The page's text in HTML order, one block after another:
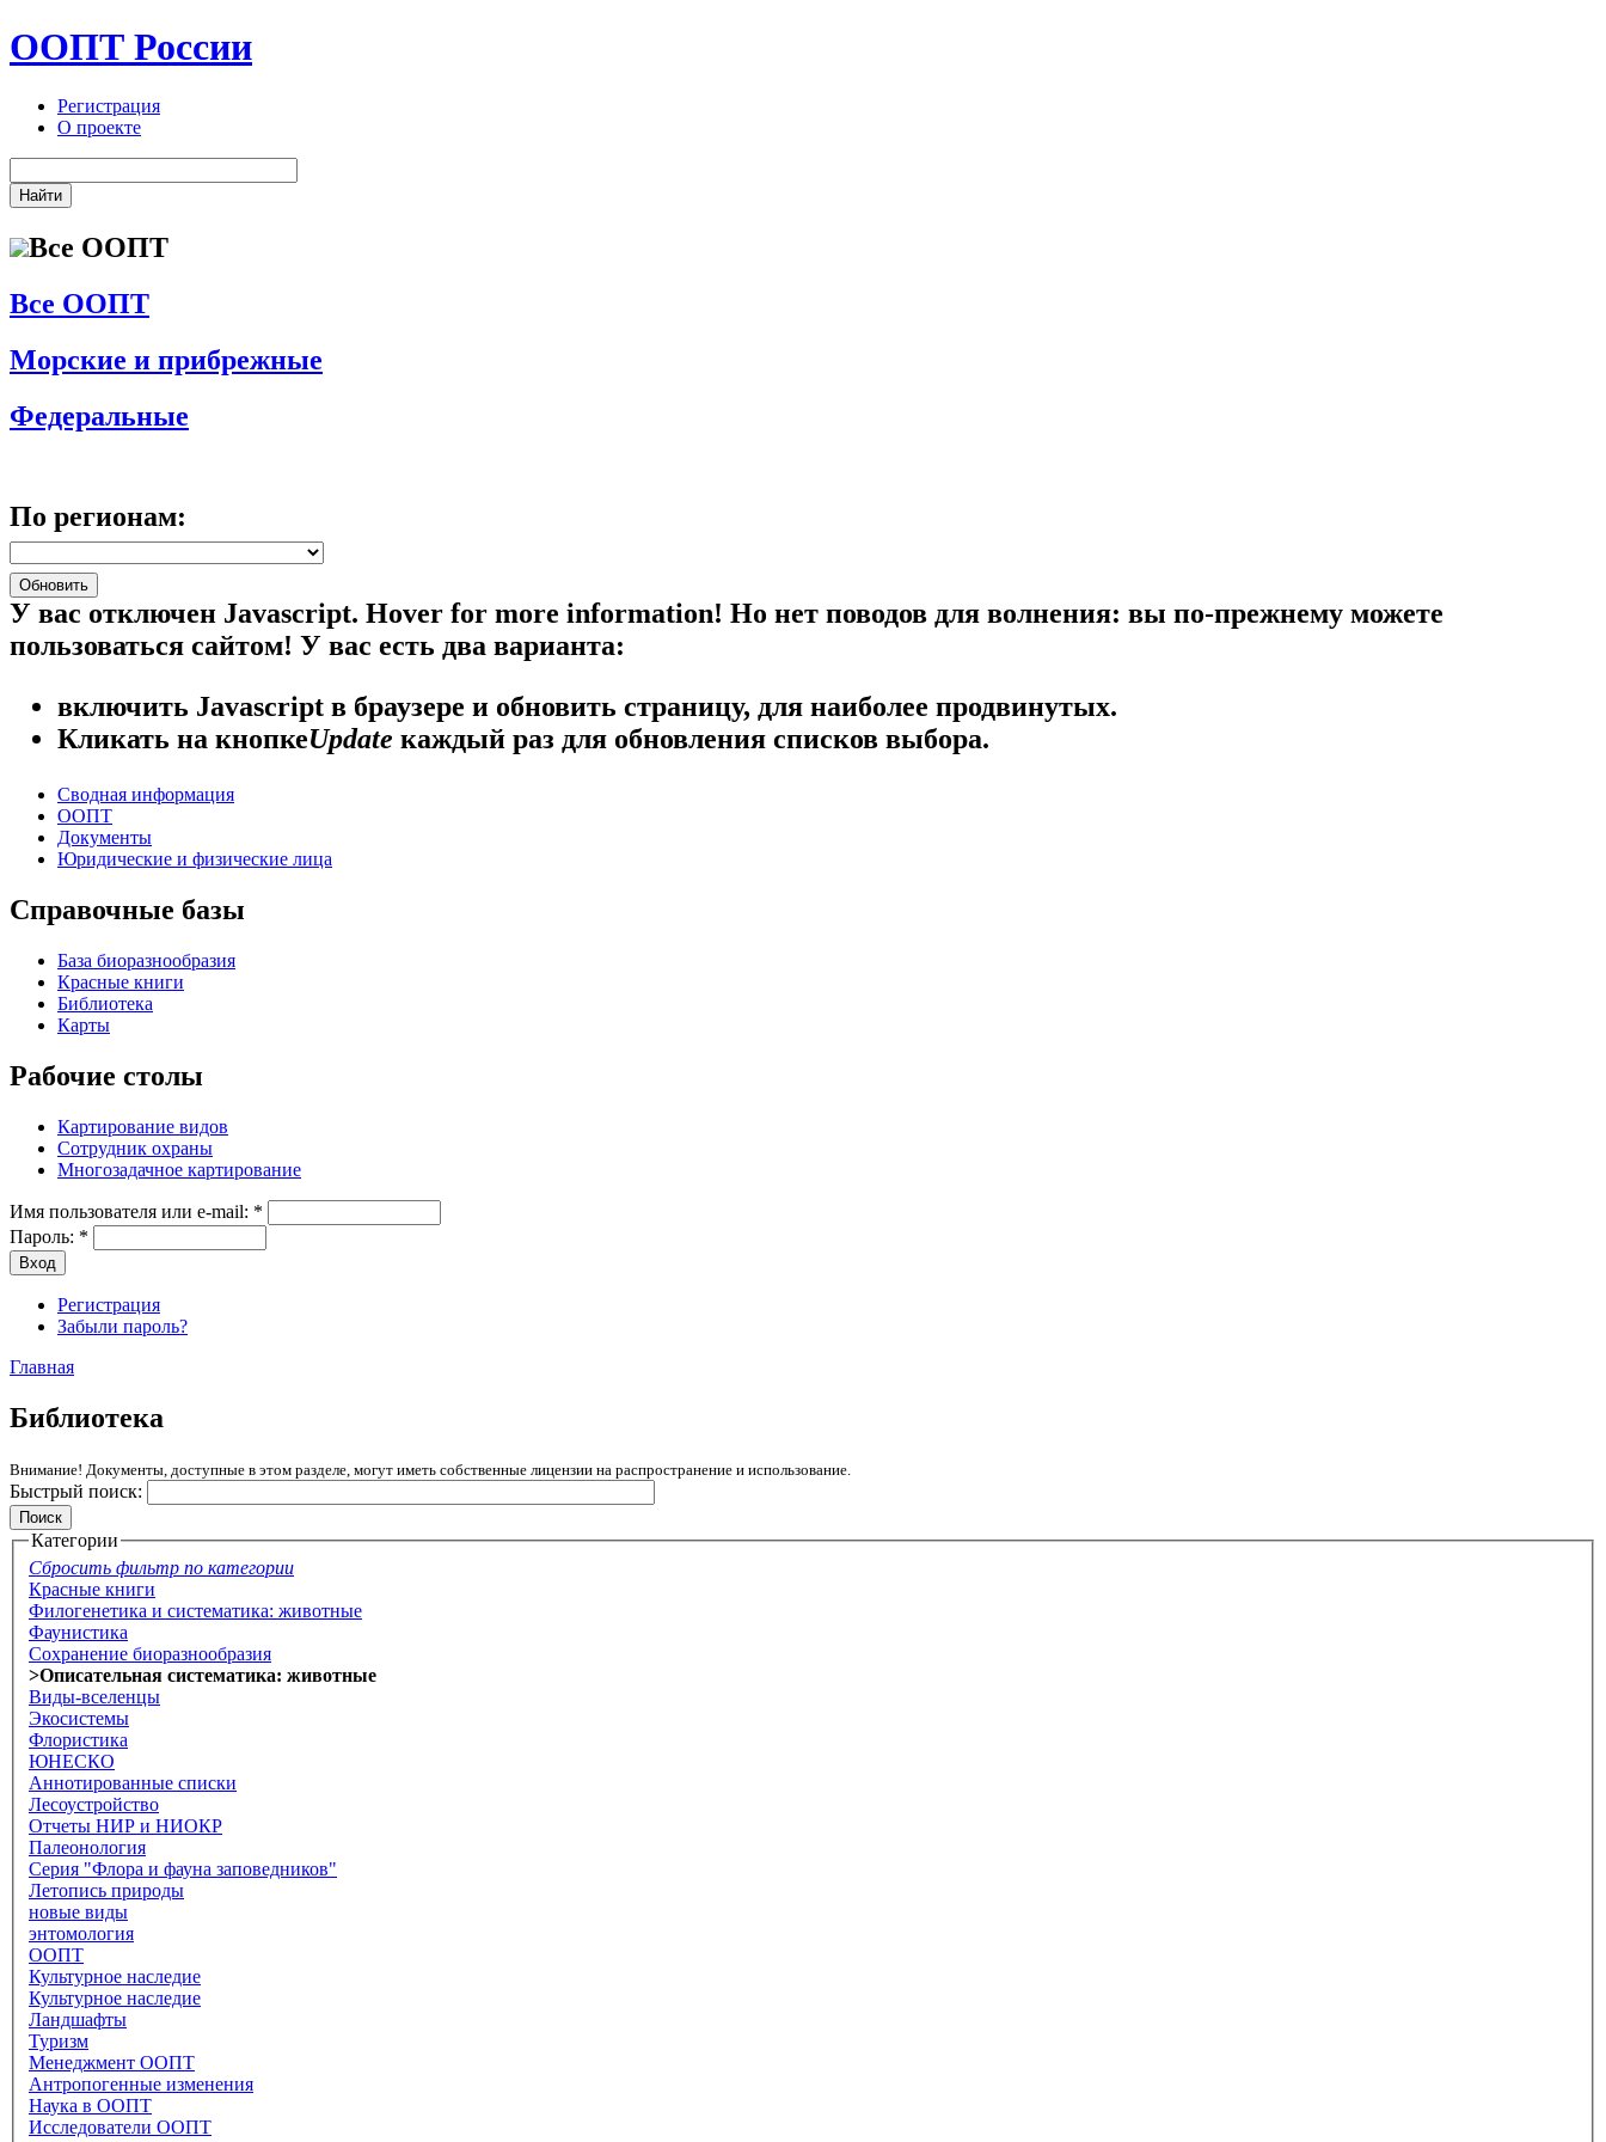
ООПТ России
Регистрация
О проекте
Все ООПТ
Все ООПТ
Морские и прибрежные
Федеральные
По регионам:
У вас отключен Javascript. Hover for more information! Но нет поводов для волнения: вы по-прежнему можете
пользоваться сайтом! У вас есть два варианта:
включить Javascript в браузере и обновить страницу, для наиболее продвинутых.
Кликать на кнопкеUpdate каждый раз для обновления списков выбора.
Сводная информация
ООПТ
Документы
Юридические и физические лица
Справочные базы
База биоразнообразия
Красные книги
Библиотека
Карты
Рабочие столы
Картирование видов
Сотрудник охраны
Многозадачное картирование
Имя пользователя или e-mail: *
Пароль: *
Регистрация
Забыли пароль?
Главная
Библиотека
Внимание! Документы, доступные в этом разделе, могут иметь собственные лицензии на распространение и использование.
Быстрый поиск:
Категории
Сбросить фильтр по категории
Красные книги
Филогенетика и систематика: животные
Фаунистика
Сохранение биоразнообразия
>Описательная систематика: животные
Виды-вселенцы
Экосистемы
Флористика
ЮНЕСКО
Аннотированные списки
Лесоустройство
Отчеты НИР и НИОКР
Палеонология
Серия "Флора и фауна заповедников"
Летопись природы
новые виды
энтомология
ООПТ
Культурное наследие
Культурное наследие
Ландшафты
Туризм
Менеджмент ООПТ
Антропогенные изменения
Наука в ООПТ
Исследователи ООПТ